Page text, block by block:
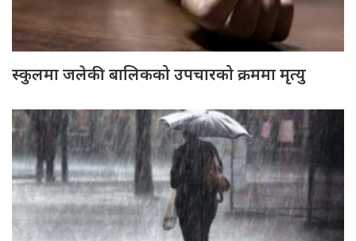
स्कुलमा जलेकी बालिकको उपचारको क्रममा मृत्यु